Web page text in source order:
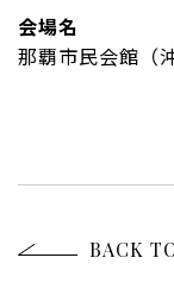
会場名
那覇市民会館（
BACK